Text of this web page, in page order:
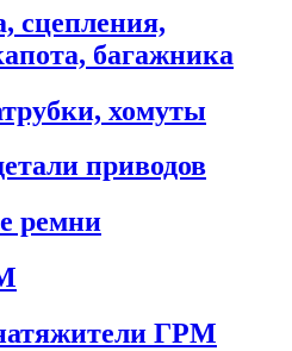
сцепления,
багажника
хомуты
приводов
ремни
ГРМ